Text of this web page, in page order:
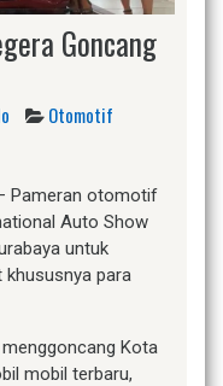
Goncang
Otomotif
Pameran otomotif
Auto Show
untuk
para
Kota
mobil terbaru,